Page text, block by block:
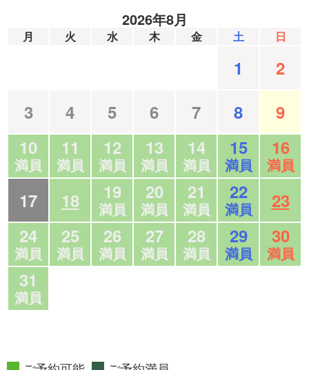
2026年8月
月 火 水 木 金 土 日
1
2
3
4 5 6 7 8
9
10
満員
11
満員
12
満員
13
満員
14
満員
15
満員
16
満員
17 18 19
満員
20
満員
21
満員
22
満員
23
24
満員
25
満員
26
満員
27
満員
28
満員
29
満員
30
満員
31
満員